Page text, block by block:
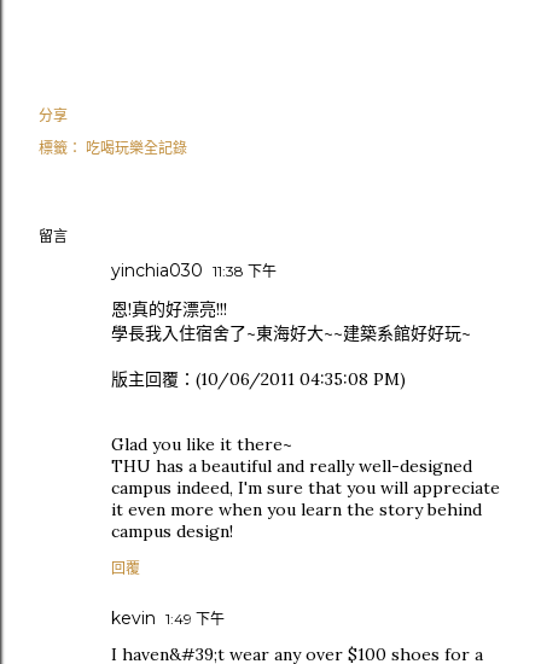
分享
標籤： 吃喝玩樂全記錄
留言
yinchia030 11:38 下午
恩!真的好漂亮!!!
學長我入住宿舍了~東海好大~~建築系館好好玩~
版主回覆：(10/06/2011 04:35:08 PM)
Glad you like it there~
THU has a beautiful and really well-designed
campus indeed, I'm sure that you will appreciate
it even more when you learn the story behind
campus design!
回覆
kevin 1:49 下午
I haven&#39;t wear any over $100 shoes for a